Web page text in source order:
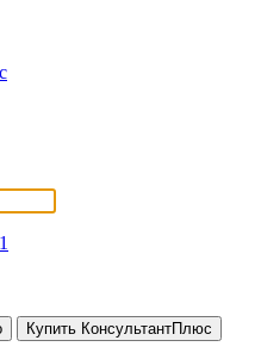
Купить КонсультантПлюс